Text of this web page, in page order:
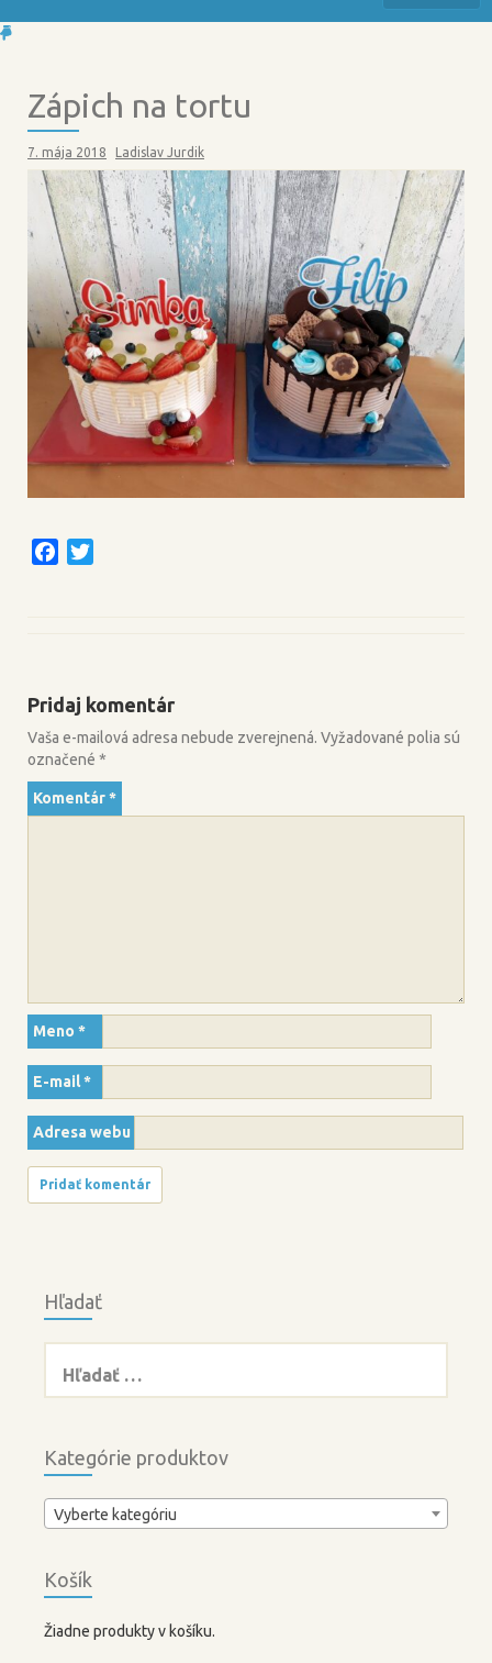
Zápich na tortu
7. mája 2018 Ladislav Jurdik
o
k
r
Pridaj komentár
Vaša e-mailová adresa nebude zverejnená. Vyžadované polia sú
označené *
Komentár*
Meno *
E-mail*
Adresa webu
Hľadať
Kategórie produktov
Vyberte kategóriu
Košík
Žiadne produkty v košíku.